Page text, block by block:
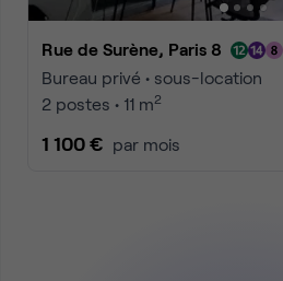
Rue de Surène, Paris 8
Bureau privé • sous-location
2 postes • 11 m2
1 100 € par mois